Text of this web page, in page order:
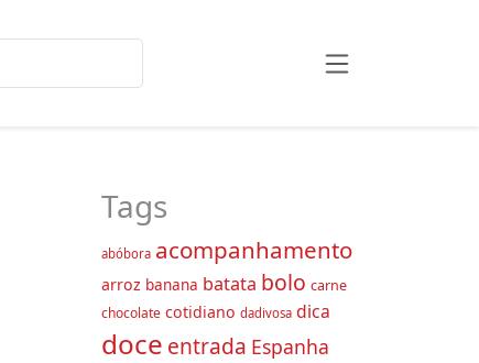
Tags
abóbora acompanhamento
arroz banana batata bolo carne
chocolate cotidiano dadivosa dica
doce entrada Espanha